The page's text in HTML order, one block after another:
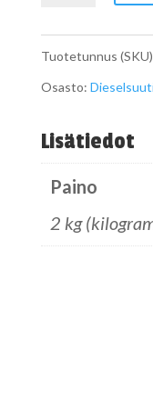
0445117049
määrä
Tuotetunnus
Osasto:
Lisätiedot
Paino
2 kg